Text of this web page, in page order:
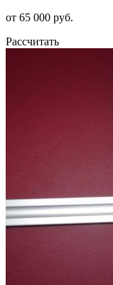
от 65 000 руб.
Рассчитать